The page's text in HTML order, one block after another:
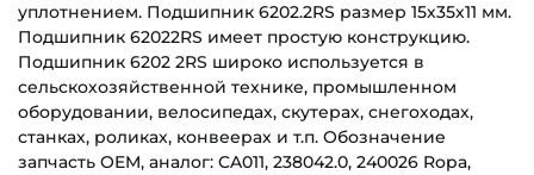
уплотнением. Подшипник 6202.2RS размер 15х35х11 мм.
Подшипник 62022RS имеет простую конструкцию.
Подшипник 6202 2RS широко используется в
сельскохозяйственной технике, промышленном
оборудовании, велосипедах, скутерах, снегоходах,
станках, роликах, конвеерах и т.п. Обозначение
запчасть OEM, аналог: CA011, 238042.0, 240026 Ropa,